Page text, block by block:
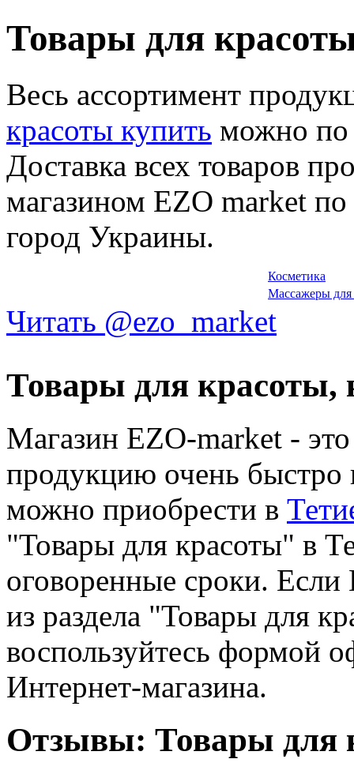
Товары для
Весь ассортимент
красоты купить можно по
Доставка всех товаров
магазином EZO market по
город Украины.
Косметика
Массажеры
Читать @ezo_market
Товары для красоты,
Магазин EZO-market -
продукцию очень
можно приобрести в
"Товары для красоты" в
оговоренные сроки.
из раздела "Товары для
воспользуйтесь формой
Интернет-магазина.
Отзывы: Товары для